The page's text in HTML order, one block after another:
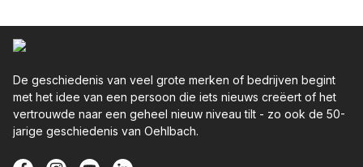
De geschiedenis van veel grote merken of bedrijven begint
met het idee van een persoon die iets nieuws creëert of het
vertrouwde naar een geheel nieuw niveau tilt - zo ook de 50-
jarige geschiedenis van Oehlbach.